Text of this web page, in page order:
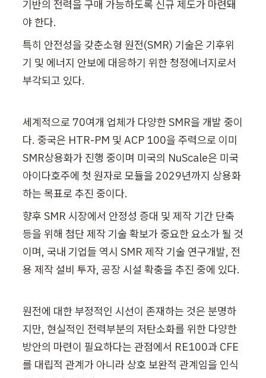
기반의 전력을 구매 가능하도록 신규 제도가 마련돼
야 한다.
특히 안전성을 갖춘소형 원전(SMR) 기술은 기후위
기 및 에너지 안보에 대응하기 위한 청정에너지로서
부각되고 있다.
세계적으로 70여개 업체가 다양한 SMR을 개발 중이
다. 중국은 HTR-PM 및 ACP 100을 주력으로 이미
SMR상용화가 진행 중이며 미국의 NuScale은 미국
아이다호주에 첫 원자로 모듈을 2029년까지 상용화
하는 목표로 추진 중이다.
향후 SMR 시장에서 안정성 증대 및 제작 기간 단축
등을 위해 첨단 제작 기술 확보가 중요한 요소가 될 것
이며, 국내 기업들 역시 SMR 제작 기술 연구개발, 전
용 제작 설비 투자, 공장 시설 확충을 추진 중에 있다.
원전에 대한 부정적인 시선이 존재하는 것은 분명하
지만, 현실적인 전력부분의 저탄소화를 위한 다양한
방안의 마련이 필요하다는 관점에서 RE100과 CFE
를 대립적 관계가 아니라 상호 보완적 관계임을 인식